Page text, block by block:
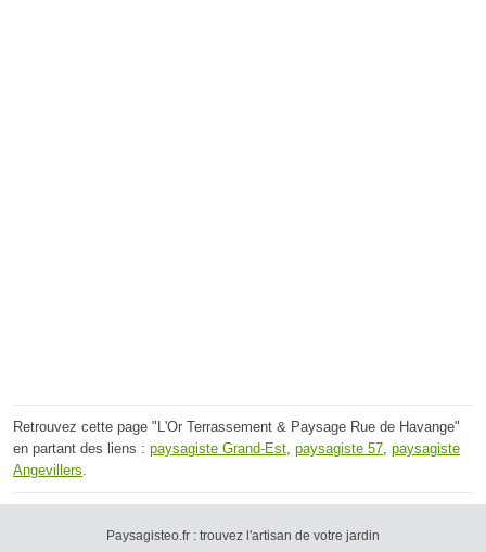
Retrouvez cette page "L'Or Terrassement & Paysage Rue de Havange"
en partant des liens : paysagiste Grand-Est, paysagiste 57, paysagiste
Angevillers.
Paysagisteo.fr : trouvez l'artisan de votre jardin